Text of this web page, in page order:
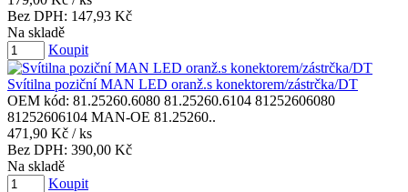
Bez DPH: 147,93 Kč
Na skladě
Koupit
Svítilna poziční MAN LED oranž.s konektorem/zástrčka/DT
OEM kód: 81.25260.6080 81.25260.6104 81252606080
81252606104 MAN-OE 81.25260..
471,90 Kč / ks
Bez DPH: 390,00 Kč
Na skladě
Koupit